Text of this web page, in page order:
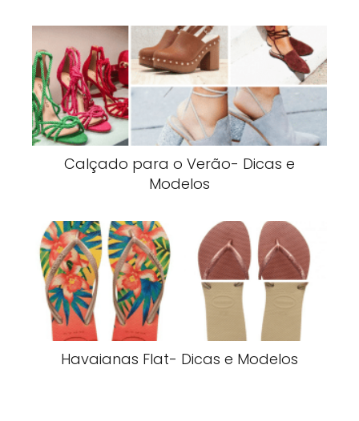
Calçado para o Verão- Dicas e
Modelos
Havaianas Flat- Dicas e Modelos